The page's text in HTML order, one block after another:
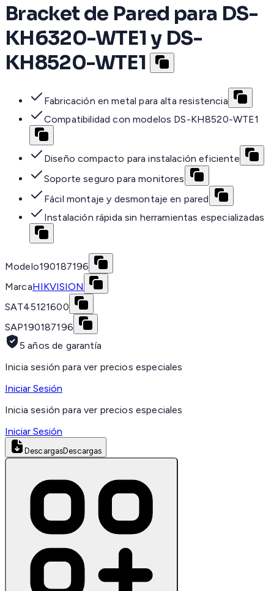
Bracket de Pared para DS-
KH6320-WTE1 y DS-
KH8520-WTE1
Fabricación en metal para alta resistencia
Compatibilidad con modelos DS-KH8520-WTE1
Diseño compacto para instalación eficiente
Soporte seguro para monitores
Fácil montaje y desmontaje en pared
Instalación rápida sin herramientas especializadas
Modelo190187196
MarcaHIKVISION
SAT45121600
SAP190187196
5 años de garantía
Inicia sesión para ver precios especiales
Iniciar Sesión
Inicia sesión para ver precios especiales
Iniciar Sesión
DescargasDescargas